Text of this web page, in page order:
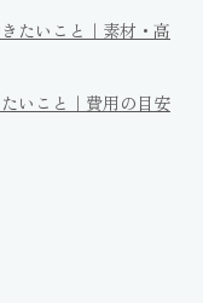
たいこと｜素材・高
いこと｜費用の目安